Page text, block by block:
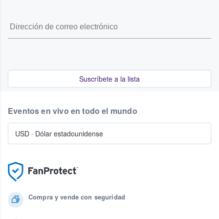
Suscríbete a la lista
Compra y vende con seguridad
Eventos en vivo en todo el mundo
USD · Dólar estadounidense